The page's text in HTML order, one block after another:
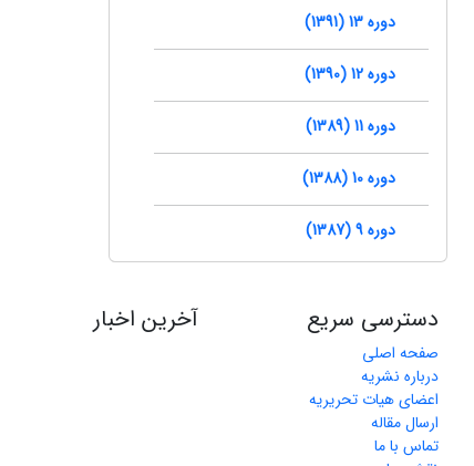
دوره 13 (1391)
دوره 12 (1390)
دوره 11 (1389)
دوره 10 (1388)
دوره 9 (1387)
دسترسی سریع
صفحه اصلی
درباره نشریه
اعضای هیات تحریریه
ارسال مقاله
تماس با ما
آخرین اخبار